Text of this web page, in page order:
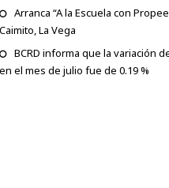
Arranca “A la Escuela con
Caimito, La Vega
BCRD informa que la variación
en el mes de julio fue de 0.19 %